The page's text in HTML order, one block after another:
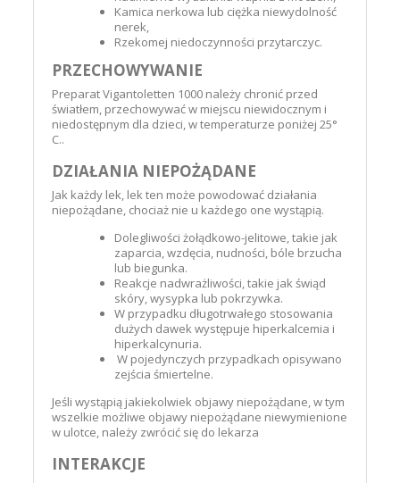
Kamica nerkowa lub ciężka niewydolność
nerek,
Rzekomej niedoczynności przytarczyc.
PRZECHOWYWANIE
Preparat Vigantoletten 1000 należy chronić przed
światłem, przechowywać w miejscu niewidocznym i
niedostępnym dla dzieci, w temperaturze poniżej 25°
C..
DZIAŁANIA NIEPOŻĄDANE
Jak każdy lek, lek ten może powodować działania
niepożądane, chociaż nie u każdego one wystąpią.
Dolegliwości żołądkowo-jelitowe, takie jak
zaparcia, wzdęcia, nudności, bóle brzucha
lub biegunka.
Reakcje nadwrażliwości, takie jak świąd
skóry, wysypka lub pokrzywka.
W przypadku długotrwałego stosowania
dużych dawek występuje hiperkalcemia i
hiperkalcynuria.
W pojedynczych przypadkach opisywano
zejścia śmiertelne.
Jeśli wystąpią jakiekolwiek objawy niepożądane, w tym
wszelkie możliwe objawy niepożądane niewymienione
w ulotce, należy zwrócić się do lekarza
INTERAKCJE